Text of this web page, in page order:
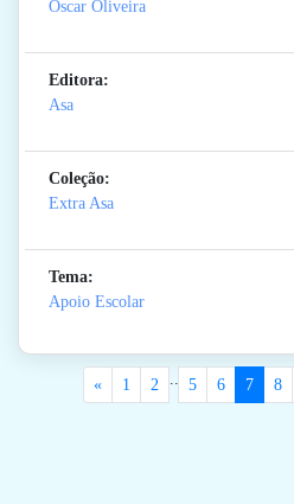
Oscar Oliveira
Editora:
Asa
Coleção:
Extra Asa
Tema:
Apoio Escolar
« 1 2 .. 5 6 7 8